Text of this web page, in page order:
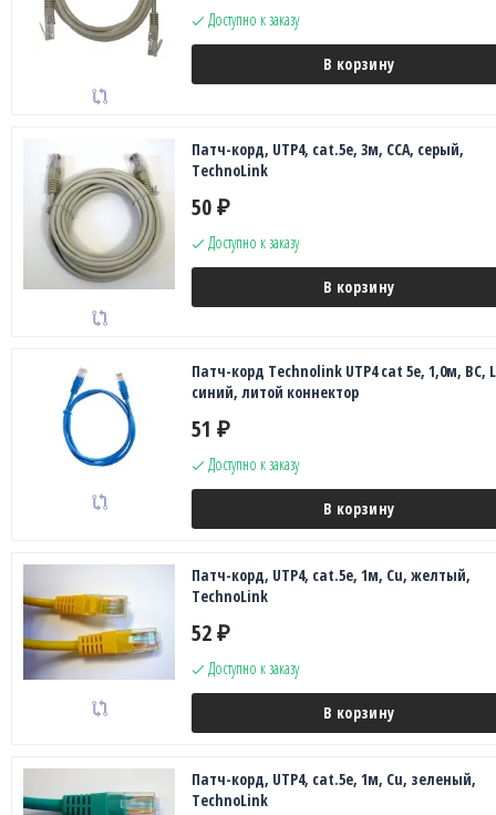
Доступно к заказу
В корзину
Патч-корд, UTP4, cat.5е, 3м, CCA, серый,
TechnoLink
50 ₽
Доступно к заказу
В корзину
Патч-корд Technolink UTP4 cat 5e, 1,0м, ВС,
синий, литой коннектор
51 ₽
Доступно к заказу
В корзину
Патч-корд, UTP4, cat.5e, 1м, Сu, желтый,
TechnoLink
52 ₽
Доступно к заказу
В корзину
Патч-корд, UTP4, cat.5e, 1м, Сu, зеленый,
TechnoLink